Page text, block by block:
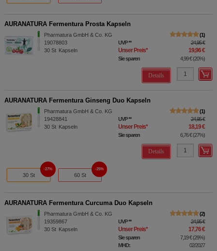
AURANATURA Fermentura Prosta Kapseln
Pharmatura GmbH & Co. KG
19078803
30 St Kapseln
1
UVP** 24,95 €
Unser Preis* 19,96 €
Sie sparen 4,99 €(20%)
Details
AURANATURA Fermentura Ginseng Duo Kapseln
Pharmatura GmbH & Co. KG
19428841
30 St Kapseln
1
UVP** 24,95 €
Unser Preis* 18,19 €
Sie sparen 6,76 €(27%)
Details
30 St
27%
60 St
25%
AURANATURA Fermentura Curcuma Duo Kapseln
Pharmatura GmbH & Co. KG
19359867
30 St Kapseln
2
UVP** 24,95 €
Unser Preis* 17,76 €
Sie sparen 7,19 €(29%)
MHD:
02/2027